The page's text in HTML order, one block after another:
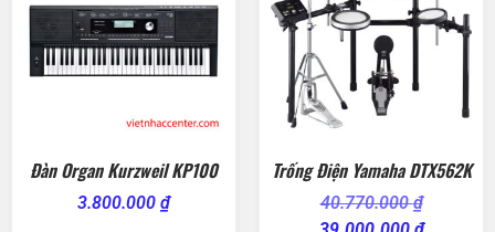
Đàn Organ Kurzweil KP100
3.800.000 ₫
Trống Điện Yamaha DTX562K
40.770.000₫